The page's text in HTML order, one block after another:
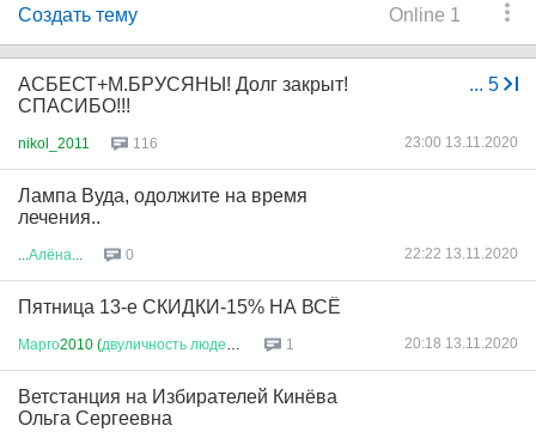
Online 1
Создать тему
... 5
АСБЕСТ+М.БРУСЯНЫ! Долг закрыт!
СПАСИБО!!!
nikol_2011 116 23:00 13.11.2020
Лампа Вуда, одолжите на время
лечения..
Алёна 0 22:22 13.11.2020
Пятница 13-е СКИДКИ-15% НА ВСЁ
Марго2010 (двуличность людей 1 20:18 13.11.2020
Ветстанция на Избирателей Кинëва
Ольга Сергеевна